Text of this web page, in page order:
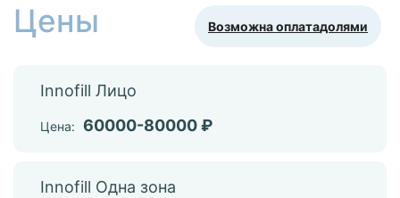
Цены Возможна оплатадолями
Innofill Лицо
Цена: 60000-80000 ₽
Innofill Одна зона